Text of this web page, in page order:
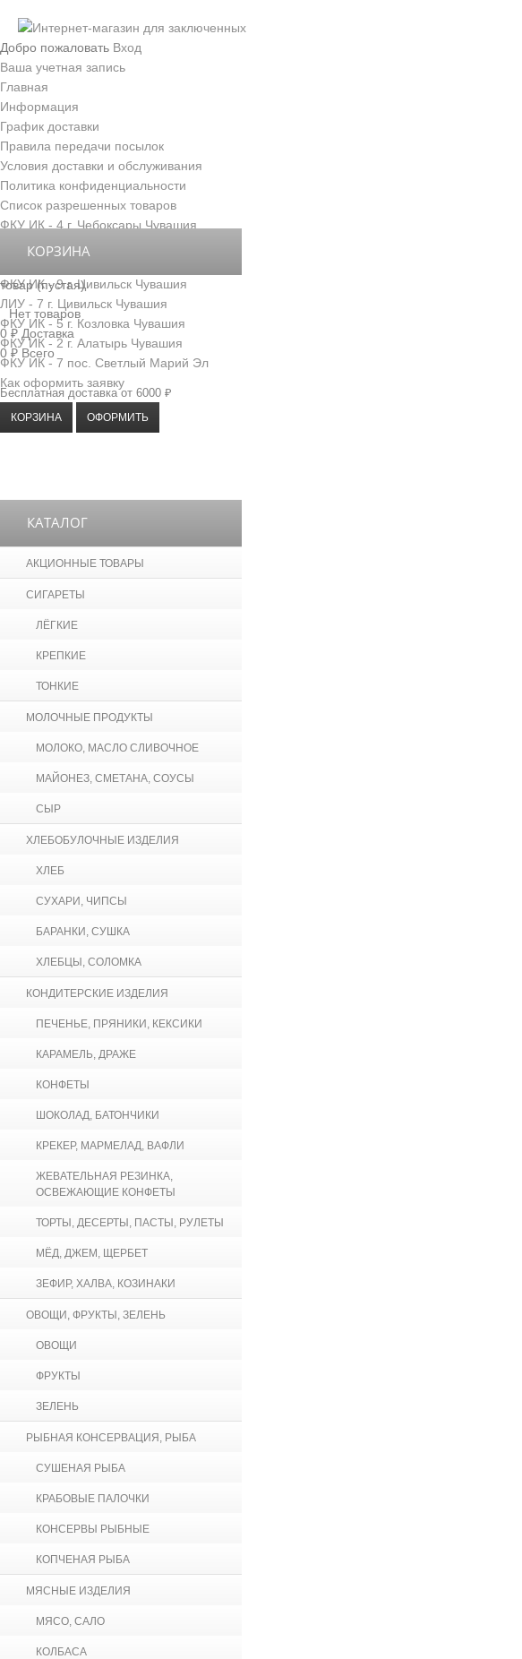
Добро пожаловать Вход
Ваша учетная запись
Главная
Информация
График доставки
Правила передачи посылок
Условия доставки и обслуживания
Политика конфиденциальности
Список разрешенных товаров
ФКУ ИК - 4 г. Чебоксары Чувашия
ФКУ ИК - 3 г. Новочебоксарск Чувашия
ФКУ ИК - 9 г. Цивильск Чувашия
ЛИУ - 7 г. Цивильск Чувашия
ФКУ ИК - 5 г. Козловка Чувашия
ФКУ ИК - 2 г. Алатырь Чувашия
ФКУ ИК - 7 пос. Светлый Марий Эл
Как оформить заявку
КОРЗИНА
товар (пустая)
Нет товаров
0 ₽ Доставка
0 ₽ Всего
Бесплатная доставка от 6000 ₽
КОРЗИНА ОФОРМИТЬ
КАТАЛОГ
АКЦИОННЫЕ ТОВАРЫ
СИГАРЕТЫ
ЛЁГКИЕ
КРЕПКИЕ
ТОНКИЕ
МОЛОЧНЫЕ ПРОДУКТЫ
МОЛОКО, МАСЛО СЛИВОЧНОЕ
МАЙОНЕЗ, СМЕТАНА, СОУСЫ
СЫР
ХЛЕБОБУЛОЧНЫЕ ИЗДЕЛИЯ
ХЛЕБ
СУХАРИ, ЧИПСЫ
БАРАНКИ, СУШКА
ХЛЕБЦЫ, СОЛОМКА
КОНДИТЕРСКИЕ ИЗДЕЛИЯ
ПЕЧЕНЬЕ, ПРЯНИКИ, КЕКСИКИ
КАРАМЕЛЬ, ДРАЖЕ
КОНФЕТЫ
ШОКОЛАД, БАТОНЧИКИ
КРЕКЕР, МАРМЕЛАД, ВАФЛИ
ЖЕВАТЕЛЬНАЯ РЕЗИНКА,
ОСВЕЖАЮЩИЕ КОНФЕТЫ
ТОРТЫ, ДЕСЕРТЫ, ПАСТЫ, РУЛЕТЫ
МЁД, ДЖЕМ, ЩЕРБЕТ
ЗЕФИР, ХАЛВА, КОЗИНАКИ
ОВОЩИ, ФРУКТЫ, ЗЕЛЕНЬ
ОВОЩИ
ФРУКТЫ
ЗЕЛЕНЬ
РЫБНАЯ КОНСЕРВАЦИЯ, РЫБА
СУШЕНАЯ РЫБА
КРАБОВЫЕ ПАЛОЧКИ
КОНСЕРВЫ РЫБНЫЕ
КОПЧЕНАЯ РЫБА
МЯСНЫЕ ИЗДЕЛИЯ
МЯСО, САЛО
КОЛБАСА